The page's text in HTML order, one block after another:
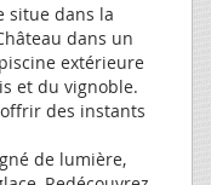
situe dans la
dans un
extérieure
et du vignoble.
des instants
de lumière,